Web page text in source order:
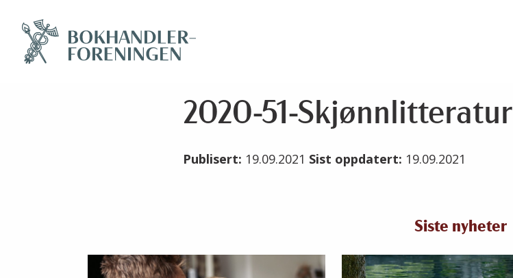
2020-51-Skjønnlitteratur
Publisert: 19.09.2021 Sist oppdatert: 19.09.2021
Siste nyheter